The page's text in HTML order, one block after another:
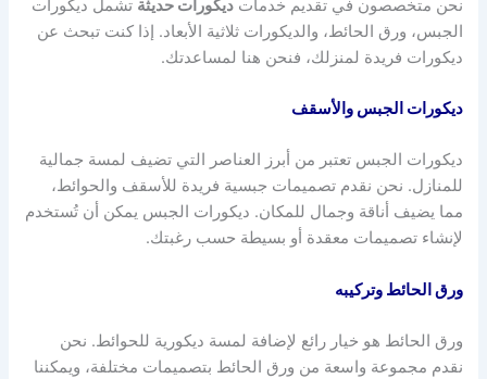
نحن متخصصون في تقديم خدماتديكورات حديثة تشمل ديكورات
الجبس، ورق الحائط، والديكورات ثلاثية الأبعاد. إذا كنت تبحث عن
ديكورات فريدة لمنزلك، فنحن هنا لمساعدتك.
ديكورات الجبس والأسقف
ديكورات الجبس تعتبر من أبرز العناصر التي تضيف لمسة جمالية
للمنازل. نحن نقدم تصميمات جبسية فريدة للأسقف والحوائط،
مما يضيف أناقة وجمال للمكان. ديكورات الجبس يمكن أن تُستخدم
لإنشاء تصميمات معقدة أو بسيطة حسب رغبتك.
ورق الحائط وتركيبه
ورق الحائط هو خيار رائع لإضافة لمسة ديكورية للحوائط. نحن
نقدم مجموعة واسعة من ورق الحائط بتصميمات مختلفة، ويمكننا